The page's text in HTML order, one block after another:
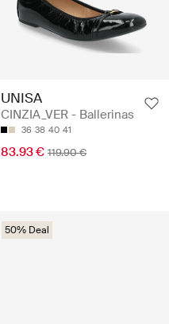
UNISA
CINZIA_VER - Ballerinas
36 38 40 41
83.93 € 119.90 €
50% Deal